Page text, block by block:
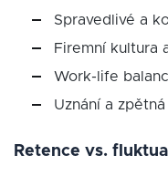
Spravedlivé a
Firemní kultura
Work-life
Uznání a zpětná
Retence vs.